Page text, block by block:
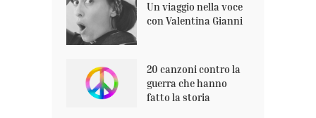
Un viaggio nella voce
con Valentina Gianni
20 canzoni contro la
guerra che hanno
fatto la storia